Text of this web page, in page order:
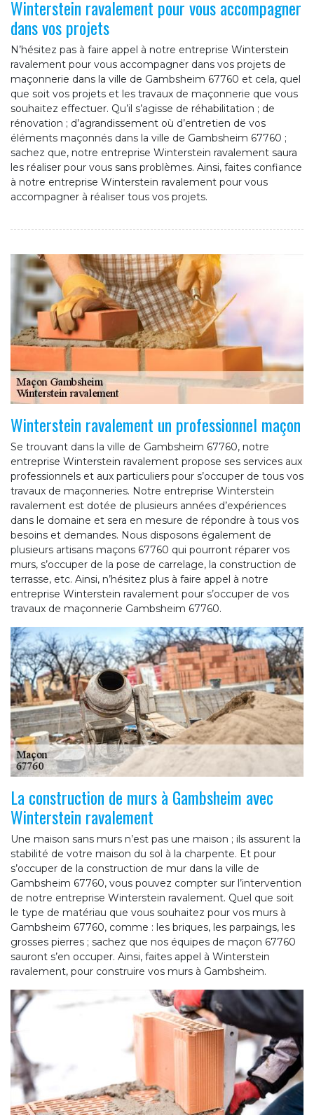
Winterstein ravalement pour vous accompagner
dans vos projets
N’hésitez pas à faire appel à notre entreprise Winterstein
ravalement pour vous accompagner dans vos projets de
maçonnerie dans la ville de Gambsheim 67760 et cela, quel
que soit vos projets et les travaux de maçonnerie que vous
souhaitez effectuer. Qu’il s’agisse de réhabilitation ; de
rénovation ; d’agrandissement où d’entretien de vos
éléments maçonnés dans la ville de Gambsheim 67760 ;
sachez que, notre entreprise Winterstein ravalement saura
les réaliser pour vous sans problèmes. Ainsi, faites confiance
à notre entreprise Winterstein ravalement pour vous
accompagner à réaliser tous vos projets.
Winterstein ravalement un professionnel maçon
Se trouvant dans la ville de Gambsheim 67760, notre
entreprise Winterstein ravalement propose ses services aux
professionnels et aux particuliers pour s’occuper de tous vos
travaux de maçonneries. Notre entreprise Winterstein
ravalement est dotée de plusieurs années d’expériences
dans le domaine et sera en mesure de répondre à tous vos
besoins et demandes. Nous disposons également de
plusieurs artisans maçons 67760 qui pourront réparer vos
murs, s’occuper de la pose de carrelage, la construction de
terrasse, etc. Ainsi, n’hésitez plus à faire appel à notre
entreprise Winterstein ravalement pour s’occuper de vos
travaux de maçonnerie Gambsheim 67760.
La construction de murs à Gambsheim avec
Winterstein ravalement
Une maison sans murs n’est pas une maison ; ils assurent la
stabilité de votre maison du sol à la charpente. Et pour
s’occuper de la construction de mur dans la ville de
Gambsheim 67760, vous pouvez compter sur l’intervention
de notre entreprise Winterstein ravalement. Quel que soit
le type de matériau que vous souhaitez pour vos murs à
Gambsheim 67760, comme : les briques, les parpaings, les
grosses pierres ; sachez que nos équipes de maçon 67760
sauront s’en occuper. Ainsi, faites appel à Winterstein
ravalement, pour construire vos murs à Gambsheim.